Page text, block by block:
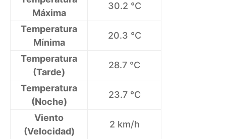
Máxima
30.2 °C
Temperatura
Mínima
20.3 °C
Temperatura
(Tarde)
28.7 °C
Temperatura
(Noche)
23.7 °C
Viento
(Velocidad)
2 km/h